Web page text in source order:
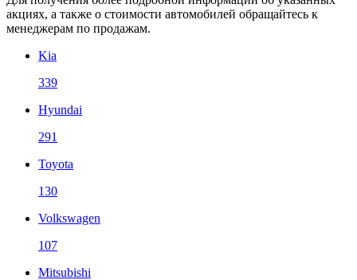
акциях, а также о стоимости автомобилей обращайтесь к
менеджерам по продажам.
Kia
339
Hyundai
291
Toyota
130
Volkswagen
107
Mitsubishi